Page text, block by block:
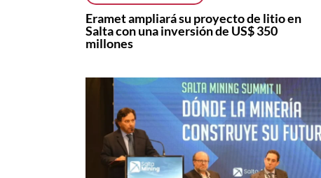
Eramet ampliará su proyecto de litio en
Salta con una inversión de US$ 350
millones